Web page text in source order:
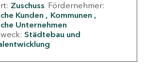
Zuschuss Fördernehmer:
Kunden
Kommunen
Unternehmen
Städtebau und